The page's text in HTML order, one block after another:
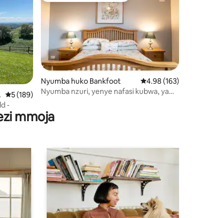
191
Ukadiriaji wa wastani wa 5 kati ya 5, tathmini 189
5 (189)
-
Nyumba huko Bankfoot Ukadiriaji wa wastani
4.98 (163)
Nyumba nzuri, yenye nafasi kubwa, ya
mmoja